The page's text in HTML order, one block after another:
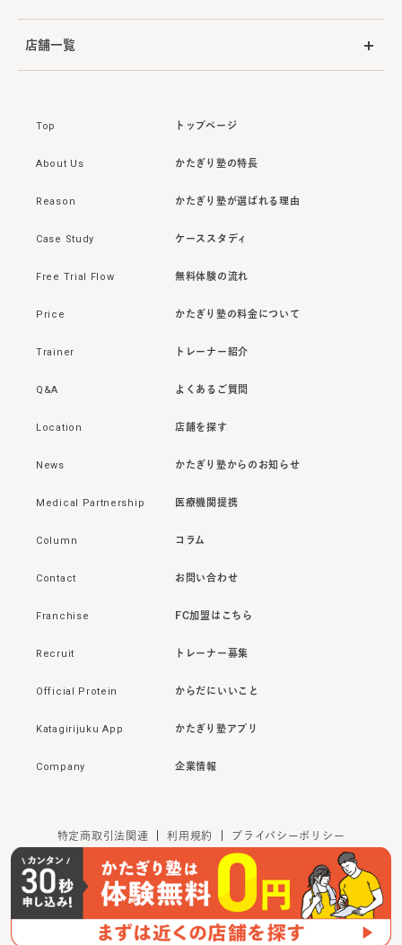
店舗一覧
Top トップページ
About Us かたぎり塾の特長
Reason かたぎり塾が選ばれる理由
Case Study ケーススタディ
Free Trial Flow 無料体験の流れ
Price かたぎり塾の料金について
Trainer トレーナー紹介
Q&A よくあるご質問
Location 店舗を探す
News かたぎり塾からのお知らせ
Medical Partnership 医療機関提携
Column コラム
Contact お問い合わせ
Franchise FC加盟はこちら
Recruit トレーナー募集
Official Protein からだにいいこと
Katagirijuku App かたぎり塾アプリ
Company 企業情報
特定商取引法関連 利用規約 プライバシーポリシー
©2026かたぎり塾